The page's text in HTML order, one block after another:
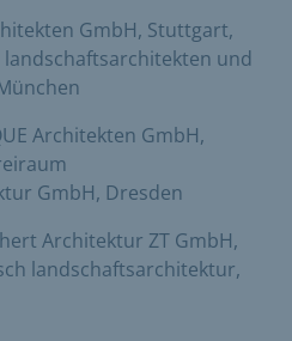
GmbH, Stuttgart,
und
Architekten GmbH,
GmbH, Dresden
Architektur ZT GmbH,
landschaftsarchitektur,